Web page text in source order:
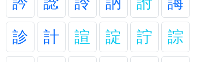
診
計 諠 諚 詝
誴